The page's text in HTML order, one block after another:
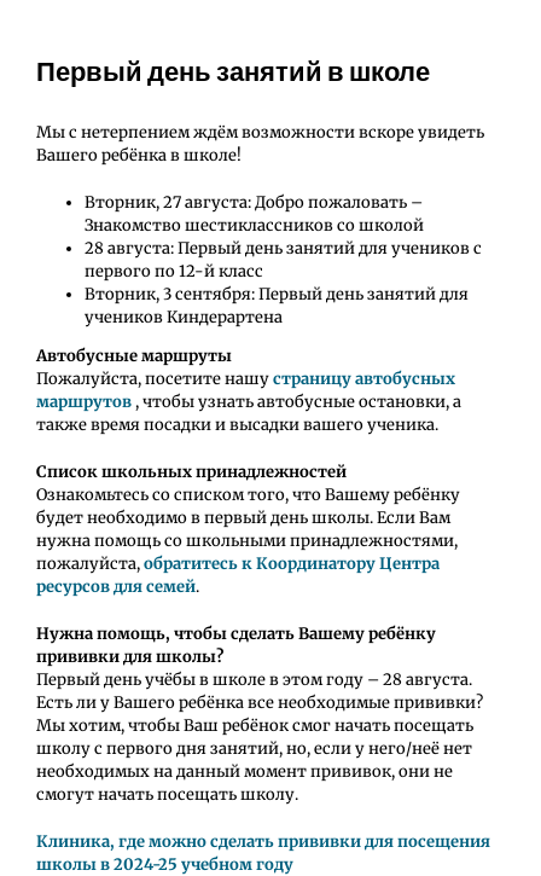
Первый день занятий в школе
Мы с нетерпением ждём возможности вскоре увидеть
Вашего ребёнка в школе!
Вторник, 27 августа: Добро пожаловать –
Знакомство шестиклассников со школой
28 августа: Первый день занятий для учеников с
первого по 12-й класс
Вторник, 3 сентября: Первый день занятий для
учеников Киндерартена
Автобусные маршруты
Пожалуйста, посетите нашустраницу автобусных
маршрутов, чтобы узнать автобусные остановки, а
также время посадки и высадки вашего ученика.
Список школьных принадлежностей
Ознакомьтесь со списком того, что Вашему ребёнку
будет необходимо в первый день школы. Если Вам
нужна помощь со школьными принадлежностями,
пожалуйста,обратитесь к Координатору Центра
ресурсов для семей.
Нужна помощь, чтобы сделать Вашему ребёнку
прививки для школы?
Первый день учёбы в школе в этом году – 28 августа.
Есть ли у Вашего ребёнка все необходимые прививки?
Мы хотим, чтобы Ваш ребёнок смог начать посещать
школу с первого дня занятий, но, если у него/неё нет
необходимых на данный момент прививок, они не
смогут начать посещать школу.
Клиника, где можно сделать прививки для посещения
школы в 2024-25 учебном году